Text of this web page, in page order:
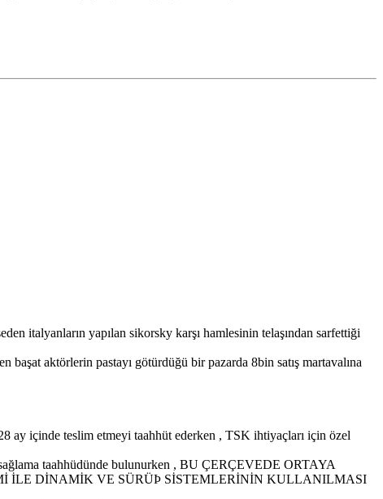
italyanların yapılan sikorsky karşı hamlesinin telaşından sarfettiği
başat aktörlerin pastayı götürdüğü bir pazarda 8bin satış martavalına
içinde teslim etmeyi taahhüt ederken , TSK ihtiyaçları için özel
taahhüdünde bulunurken , BU ÇERÇEVEDE ORTAYA
İLE DİNAMİK VE SÜRÜÞ SİSTEMLERİNİN KULLANILMASI